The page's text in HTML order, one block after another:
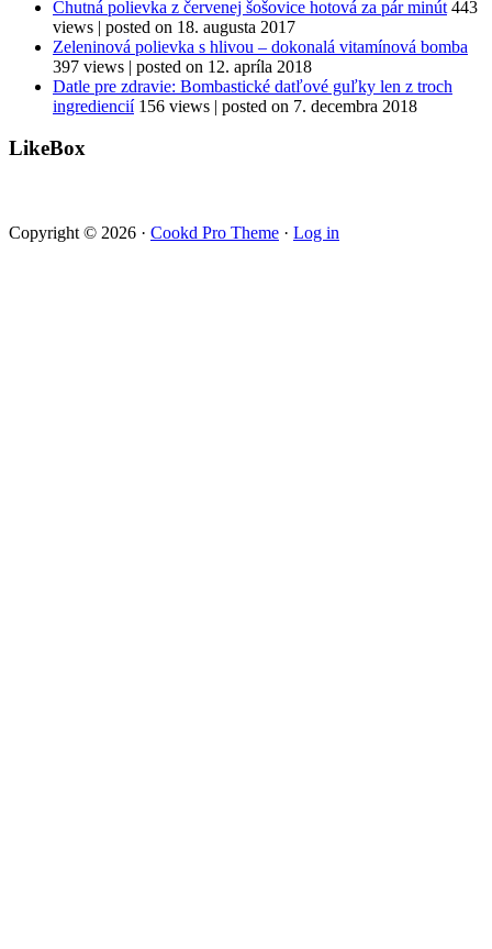
Chutná polievka z červenej šošovice hotová za pár minút 443
views | posted on 18. augusta 2017
Zeleninová polievka s hlivou – dokonalá vitamínová bomba
397 views | posted on 12. apríla 2018
Datle pre zdravie: Bombastické datľové guľky len z troch
ingrediencií 156 views | posted on 7. decembra 2018
LikeBox
Copyright © 2026 · Cookd Pro Theme · Log in